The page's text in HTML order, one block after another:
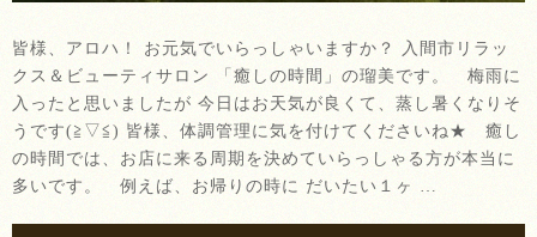
皆様、アロハ！ お元気でいらっしゃいますか？ 入間市リラッ
クス＆ビューティサロン 「癒しの時間」の瑠美です。 梅雨に
入ったと思いましたが 今日はお天気が良くて、蒸し暑くなりそ
うです(≧▽≦) 皆様、体調管理に気を付けてくださいね★ 癒し
の時間では、お店に来る周期を決めていらっしゃる方が本当に
多いです。 例えば、お帰りの時に だいたい１ヶ …